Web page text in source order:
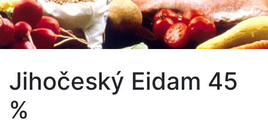
Jihočeský Eidam 45
%